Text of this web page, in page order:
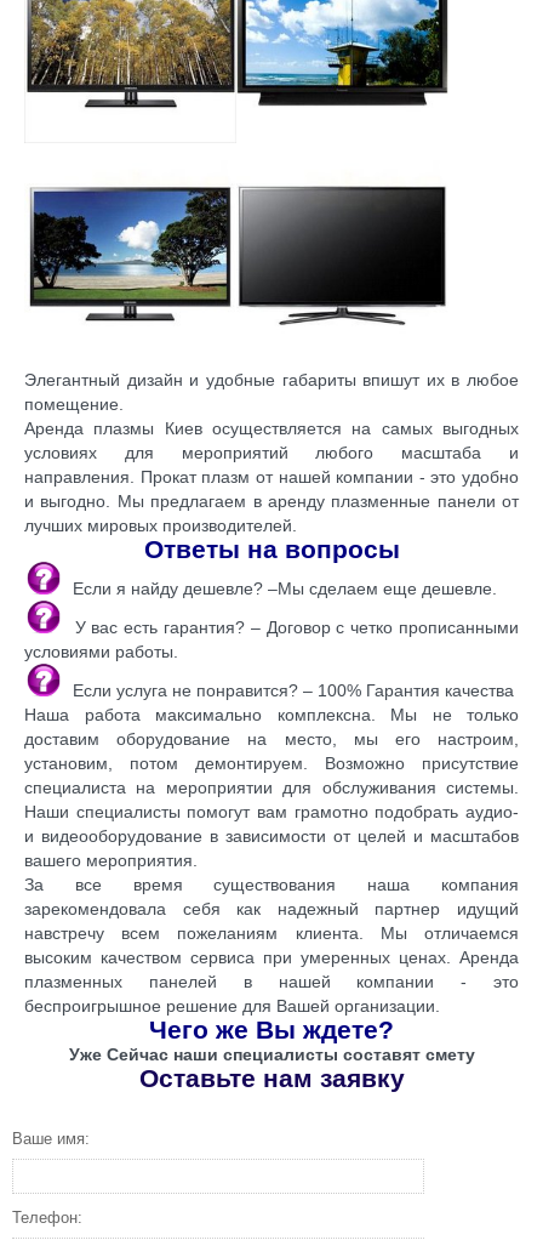
Элегантный дизайн и удобные габариты впишут их в любое
помещение.
Аренда плазмы Киев осуществляется на самых выгодных
условиях для мероприятий любого масштаба и
направления. Прокат плазм от нашей компании - это удобно
и выгодно. Мы предлагаем в аренду плазменные панели от
лучших мировых производителей.
Ответы на вопросы
Если я найду дешевле? –Мы сделаем еще дешевле.
У вас есть гарантия? – Договор с четко прописанными
условиями работы.
Если услуга не понравится? – 100% Гарантия качества
Наша работа максимально комплексна. Мы не только
доставим оборудование на место, мы его настроим,
установим, потом демонтируем. Возможно присутствие
специалиста на мероприятии для обслуживания системы.
Наши специалисты помогут вам грамотно подобрать аудио-
и видеооборудование в зависимости от целей и масштабов
вашего мероприятия.
За все время существования наша компания
зарекомендовала себя как надежный партнер идущий
навстречу всем пожеланиям клиента. Мы отличаемся
высоким качеством сервиса при умеренных ценах. Аренда
плазменных панелей в нашей компании - это
беспроигрышное решение для Вашей организации.
Чего же Вы ждете?
Уже Сейчас наши специалисты составят смету
Оставьте нам заявку
Ваше имя:
Телефон: